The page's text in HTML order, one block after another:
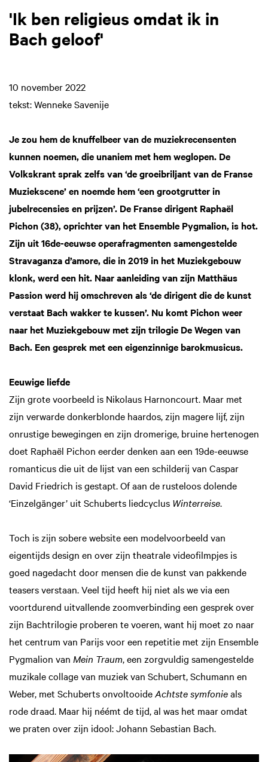
'Ik ben religieus omdat ik in
Bach geloof'
10 november 2022
tekst: Wenneke Savenije
Je zou hem de knuffelbeer van de muziekrecensenten
kunnen noemen, die unaniem met hem weglopen. De
Volkskrant sprak zelfs van ‘de groeibriljant van de Franse
Muziekscene’ en noemde hem ‘een grootgrutter in
jubelrecensies en prijzen’. De Franse dirigent Raphaël
Pichon (38), oprichter van het Ensemble Pygmalion, is hot.
Zijn uit 16de-eeuwse operafragmenten samengestelde
Stravaganza d’amore, die in 2019 in het Muziekgebouw
klonk, werd een hit. Naar aanleiding van zijn Matthäus
Passion werd hij omschreven als ‘de dirigent die de kunst
verstaat Bach wakker te kussen’. Nu komt Pichon weer
naar het Muziekgebouw met zijn trilogie De Wegen van
Bach. Een gesprek met een eigenzinnige barokmusicus.
Eeuwige liefde
Zijn grote voorbeeld is Nikolaus Harnoncourt. Maar met
zijn verwarde donkerblonde haardos, zijn magere lijf, zijn
onrustige bewegingen en zijn dromerige, bruine hertenogen
doet Raphaël Pichon eerder denken aan een 19de-eeuwse
romanticus die uit de lijst van een schilderij van Caspar
David Friedrich is gestapt. Of aan de rusteloos dolende
‘Einzelgänger’ uit Schuberts liedcyclus Winterreise.
Toch is zijn sobere website een modelvoorbeeld van
eigentijds design en over zijn theatrale videofilmpjes is
goed nagedacht door mensen die de kunst van pakkende
teasers verstaan. Veel tijd heeft hij niet als we via een
voortdurend uitvallende zoomverbinding een gesprek over
zijn Bachtrilogie proberen te voeren, want hij moet zo naar
het centrum van Parijs voor een repetitie met zijn Ensemble
Pygmalion van Mein Traum, een zorgvuldig samengestelde
muzikale collage van muziek van Schubert, Schumann en
Weber, met Schuberts onvoltooideAchtste symfonieals
rode draad. Maar hij néémt de tijd, al was het maar omdat
we praten over zijn idool: Johann Sebastian Bach.